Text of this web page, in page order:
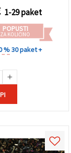
1-29 paket
POPUSTI
ZA KOLIČINO
%30 paket +